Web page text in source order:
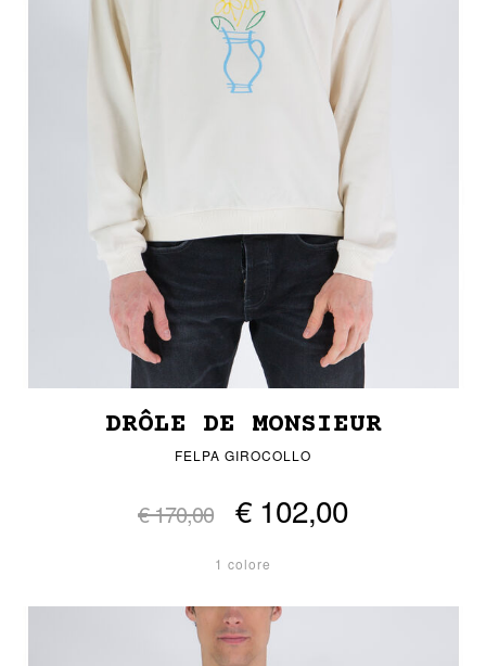
DRÔLE DE MONSIEUR
FELPA GIROCOLLO
€ 170,00 € 102,00
1 colore